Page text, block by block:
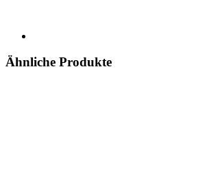
Ähnliche Produkte